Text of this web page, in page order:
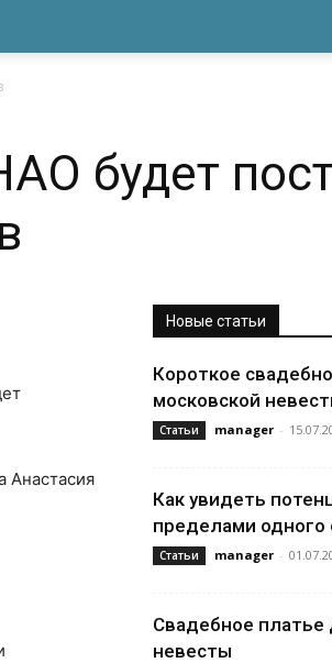
будет
Анастасия
Новые статьи
Короткое
московской
Статьи manager -
Как увидеть
пределами одного
Статьи manager -
Свадебное
невесты